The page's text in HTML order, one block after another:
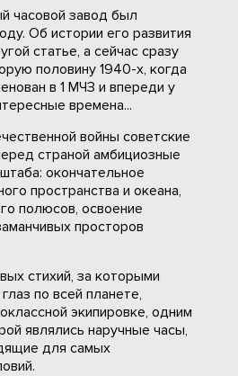
часовой завод был
Об истории его развития
статье, а сейчас сразу
половину 1940-х, когда
в 1 МЧЗ и впереди у
времена...
войны советские
страной амбициозные
окончательное
пространства и океана,
полюсов, освоение
просторов
стихий, за которыми
по всей планете,
экипировке, одним
являлись наручные часы,
для самых